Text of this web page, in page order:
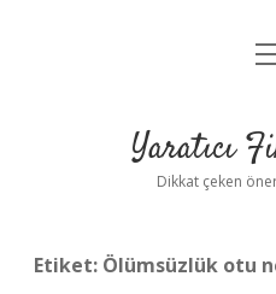
Yasal
Yaratıcı
Dikkat çeken
Etiket: Ölümsüzlük otu